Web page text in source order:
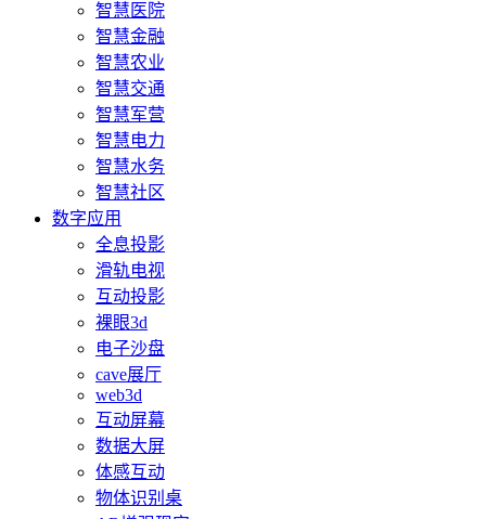
智慧医院
智慧金融
智慧农业
智慧交通
智慧军营
智慧电力
智慧水务
智慧社区
数字应用
全息投影
滑轨电视
互动投影
裸眼3d
电子沙盘
cave展厅
web3d
互动屏幕
数据大屏
体感互动
物体识别桌